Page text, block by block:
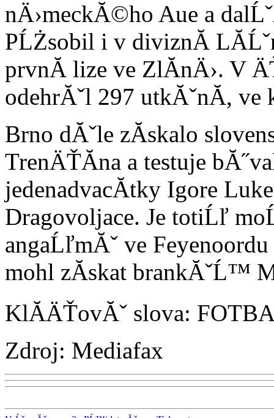
nÄ›meckĂ©ho Aue a
PĹŻsobil i v diviznĂ­
prvnĂ­ lize ve ZlĂ­nÄ›. V
odehrĂˇl 297 utkĂˇnĂ­,
Brno dĂˇle zĂ­skalo
TrenÄŤĂ­na a testuje
jedenadvacĂ­tky Igore
Dragovoljace. Je totiĹľ
angaĹľmĂˇ ve
mohl zĂ­skat brankĂˇĹ™
KlĂ­ÄŤovĂˇ slova:
Zdroj: Mediafax